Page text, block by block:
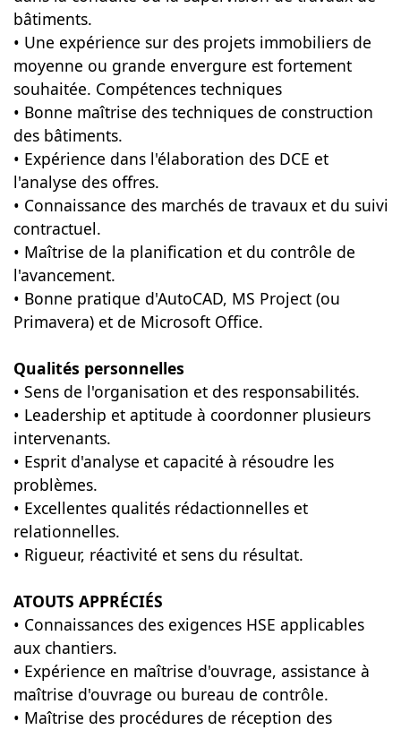
bâtiments.
• Une expérience sur des projets immobiliers de
moyenne ou grande envergure est fortement
souhaitée. Compétences techniques
• Bonne maîtrise des techniques de construction
des bâtiments.
• Expérience dans l'élaboration des DCE et
l'analyse des offres.
• Connaissance des marchés de travaux et du suivi
contractuel.
• Maîtrise de la planification et du contrôle de
l'avancement.
• Bonne pratique d'AutoCAD, MS Project (ou
Primavera) et de Microsoft Office.
Qualités personnelles
• Sens de l'organisation et des responsabilités.
• Leadership et aptitude à coordonner plusieurs
intervenants.
• Esprit d'analyse et capacité à résoudre les
problèmes.
• Excellentes qualités rédactionnelles et
relationnelles.
• Rigueur, réactivité et sens du résultat.
ATOUTS APPRÉCIÉS
• Connaissances des exigences HSE applicables
aux chantiers.
• Expérience en maîtrise d'ouvrage, assistance à
maîtrise d'ouvrage ou bureau de contrôle.
• Maîtrise des procédures de réception des